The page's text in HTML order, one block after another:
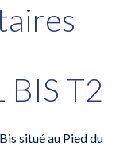
BIS T2
situé au Pied du